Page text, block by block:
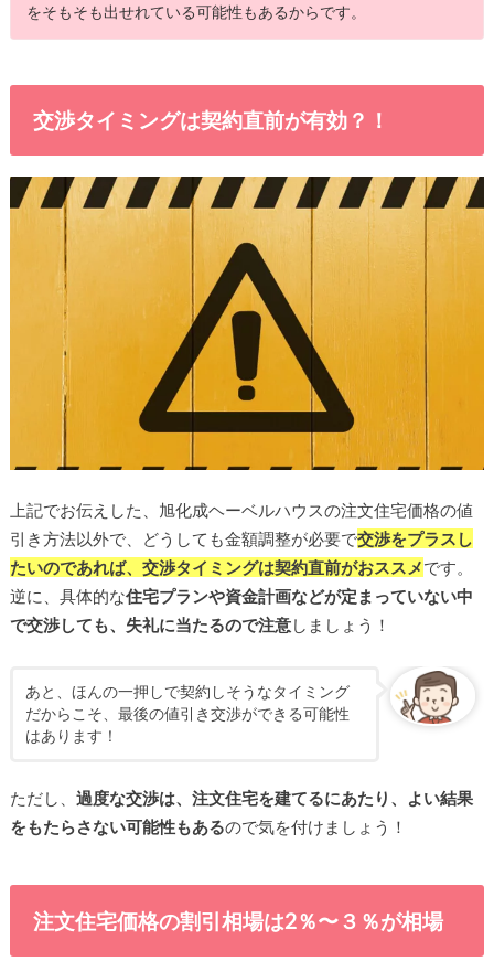
をそもそも出せれている可能性もあるからです。
交渉タイミングは契約直前が有効？！
上記でお伝えした、旭化成ヘーベルハウスの注文住宅価格の値
引き方法以外で、どうしても金額調整が必要で交渉をプラスし
たいのであれば、交渉タイミングは契約直前がおススメです。
逆に、具体的な住宅プランや資金計画などが定まっていない中
で交渉しても、失礼に当たるので注意しましょう！
あと、ほんの一押しで契約しそうなタイミング
だからこそ、最後の値引き交渉ができる可能性
はあります！
ただし、 過度な交渉は、注文住宅を建てるにあたり、よい結果
をもたらさない可能性もあるので気を付けましょう！
注文住宅価格の割引相場は2％〜３％が相場